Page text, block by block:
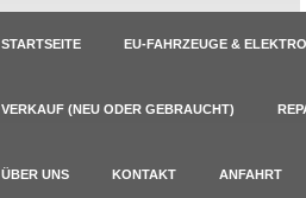
STARTSEITE EU-FAHRZEUGE &
VERKAUF (NEU ODER GEBRAUCHT)
ÜBER UNS KONTAKT ANFAHRT